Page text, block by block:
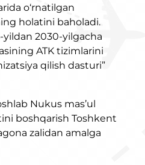
o‘rnatilgan
holatini baholadi.
yildan 2030-yilgacha
ATK tizimlarini
qilish dasturi”
Nukus mas’ul
boshqarish Toshkent
zalidan amalga